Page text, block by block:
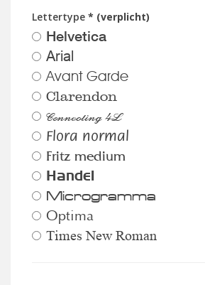
Lettertype * (verplicht)
Helvetica
Arial
Avant Garde
Clarendon
Connecting 4L
Flora normal
Fritz medium
Handel
Microgramma
Optima
Times New Roman